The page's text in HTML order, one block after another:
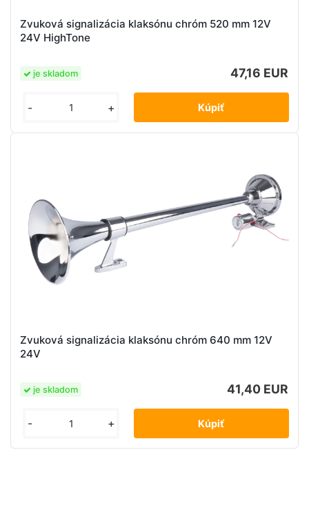
Zvuková signalizácia klaksónu chróm 520 mm 12V
24V HighTone
47,16 EUR
je skladom
- +
Zvuková signalizácia klaksónu chróm 640 mm 12V
24V
41,40 EUR
je skladom
- +